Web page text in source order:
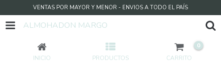
VENTAS POR MAYOR Y MENOR - ENVIOS A TODO EL PAÍS
ALMOHADON MARGO
INICIO PRODUCTOS CARRITO
0